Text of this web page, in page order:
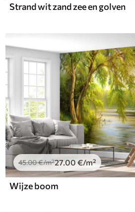
Strand wit zand zee en golven
45.00€/m²27.00 €/m²
Wijze boom